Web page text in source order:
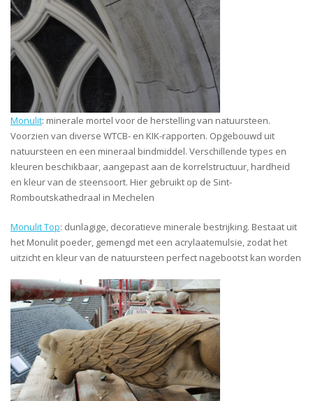
Monulit: minerale mortel voor de herstelling van natuursteen.
Voorzien van diverse WTCB- en KIK-rapporten. Opgebouwd uit
natuursteen en een mineraal bindmiddel. Verschillende types en
kleuren beschikbaar, aangepast aan de korrelstructuur, hardheid
en kleur van de steensoort. Hier gebruikt op de Sint-
Romboutskathedraal in Mechelen
Monulit Top: dunlagige, decoratieve minerale bestrijking. Bestaat uit
het Monulit poeder, gemengd met een acrylaatemulsie, zodat het
uitzicht en kleur van de natuursteen perfect nagebootst kan worden